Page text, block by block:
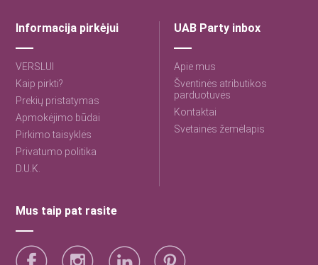
Informacija pirkėjui
VERSLUI
Kaip pirkti?
Prekių pristatymas
Apmokėjimo būdai
Pirkimo taisyklės
Privatumo politika
D.U.K.
UAB Party inbox
Apie mus
Šventinės atributikos
parduotuvės
Kontaktai
Svetainės žemėlapis
Mus taip pat rasite